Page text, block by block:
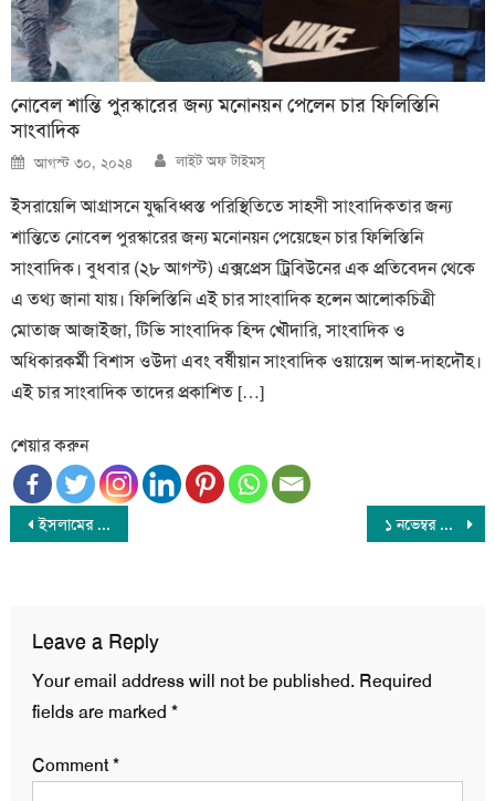
নোবেল শান্তি পুরস্কারের জন্য মনোনয়ন পেলেন চার ফিলিস্তিনি
সাংবাদিক
Posted
on
আগস্ট ৩০, ২০২৪ Author
লাইট অফ টাইমস্
ইসরায়েলি আগ্রাসনে যুদ্ধবিধ্বস্ত পরিস্থিতিতে সাহসী সাংবাদিকতার জন্য
শান্তিতে নোবেল পুরস্কারের জন্য মনোনয়ন পেয়েছেন চার ফিলিস্তিনি
সাংবাদিক। বুধবার (২৮ আগস্ট) এক্সপ্রেস ট্রিবিউনের এক প্রতিবেদন থেকে
এ তথ্য জানা যায়। ফিলিস্তিনি এই চার সাংবাদিক হলেন আলোকচিত্রী
মোতাজ আজাইজা, টিভি সাংবাদিক হিন্দ খৌদারি, সাংবাদিক ও
অধিকারকর্মী বিশাস ওউদা এবং বর্ষীয়ান সাংবাদিক ওয়ায়েল আল-দাহদৌহ।
এই চার সাংবাদিক তাদের প্রকাশিত […]
শেয়ার করুন
Post
ইসলামের আদর্শ ছাড়া বৈষম্যহীন রাষ্ট্র গঠন সম্ভব নয় : চরমোনাই পীর ১ নভেম্বর থেকে পলিথিন ব্যাগের বিরুদ্ধে সারাদেশে অভিযান
Leave a Reply
Your email address will not be published. Required
fields are marked *
Comment*